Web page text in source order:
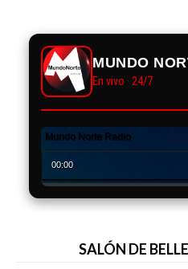
MUNDO
En vivo · 24/7
SALÓN DE